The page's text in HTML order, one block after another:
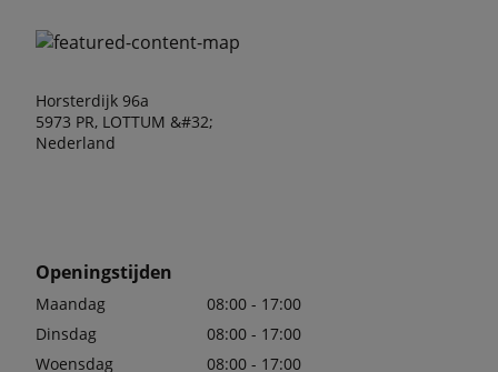
Horsterdijk 96a
5973 PR, LOTTUM &#32;
Nederland
Openingstijden
Maandag
08:00 - 17:00
Dinsdag
08:00 - 17:00
Woensdag
08:00 - 17:00